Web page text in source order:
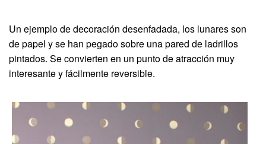
Un ejemplo de decoración desenfadada, los lunares son
de papel y se han pegado sobre una pared de ladrillos
pintados. Se convierten en un punto de atracción muy
interesante y fácilmente reversible.